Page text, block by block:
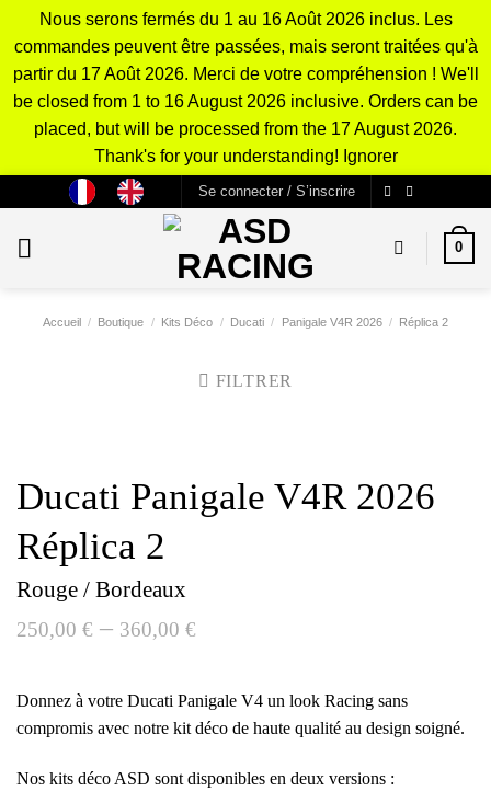
Nous serons fermés du 1 au 16 Août 2026 inclus. Les
commandes peuvent être passées, mais seront traitées qu'à
partir du 17 Août 2026. Merci de votre compréhension ! We'll
be closed from 1 to 16 August 2026 inclusive. Orders can be
placed, but will be processed from the 17 August 2026.
Thank's for your understanding! Ignorer
contenu
Se connecter / S’inscrire
0
Accueil / Boutique / Kits Déco / Ducati / Panigale V4R 2026 / Réplica 2
FILTRER
Ducati Panigale V4R 2026
Réplica 2
Rouge / Bordeaux
250,00 € – 360,00 €
Donnez à votre Ducati Panigale V4 un look Racing sans
compromis avec notre kit déco de haute qualité au design soigné.
Nos kits déco ASD sont disponibles en deux versions :